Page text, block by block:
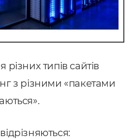
типів сайтів
з різними «пакетами